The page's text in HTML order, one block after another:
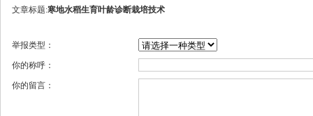
文章标题:寒地水稻生育叶龄诊断栽培技术
举报类型：
你的称呼：
你的留言：